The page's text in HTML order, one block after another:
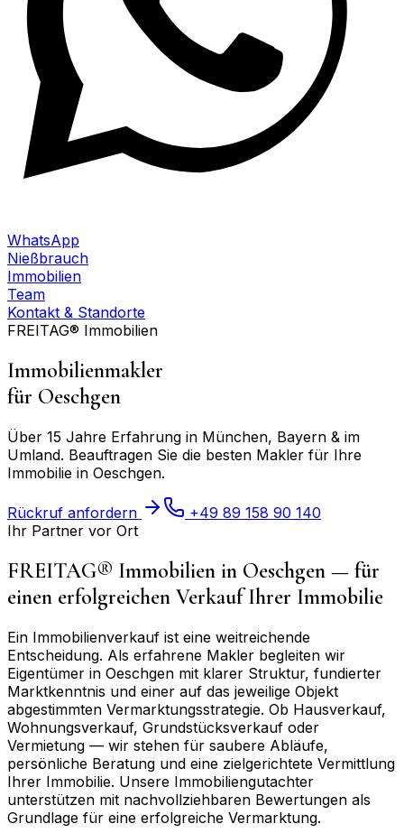
WhatsApp
Nießbrauch
Immobilien
Team
Kontakt & Standorte
FREITAG® Immobilien
Immobilienmakler
für Oeschgen
Über 15 Jahre Erfahrung in München, Bayern & im
Umland. Beauftragen Sie die besten Makler für Ihre
Immobilie in Oeschgen.
Rückruf anfordern
+49 89 158 90 140
Ihr Partner vor Ort
FREITAG® Immobilien in Oeschgen — für
einen erfolgreichen Verkauf Ihrer Immobilie
Ein Immobilienverkauf ist eine weitreichende
Entscheidung. Als erfahrene Makler begleiten wir
Eigentümer in Oeschgen mit klarer Struktur, fundierter
Marktkenntnis und einer auf das jeweilige Objekt
abgestimmten Vermarktungsstrategie. Ob Hausverkauf,
Wohnungsverkauf, Grundstücksverkauf oder
Vermietung — wir stehen für saubere Abläufe,
persönliche Beratung und eine zielgerichtete Vermittlung
Ihrer Immobilie. Unsere Immobiliengutachter
unterstützen mit nachvollziehbaren Bewertungen als
Grundlage für eine erfolgreiche Vermarktung.